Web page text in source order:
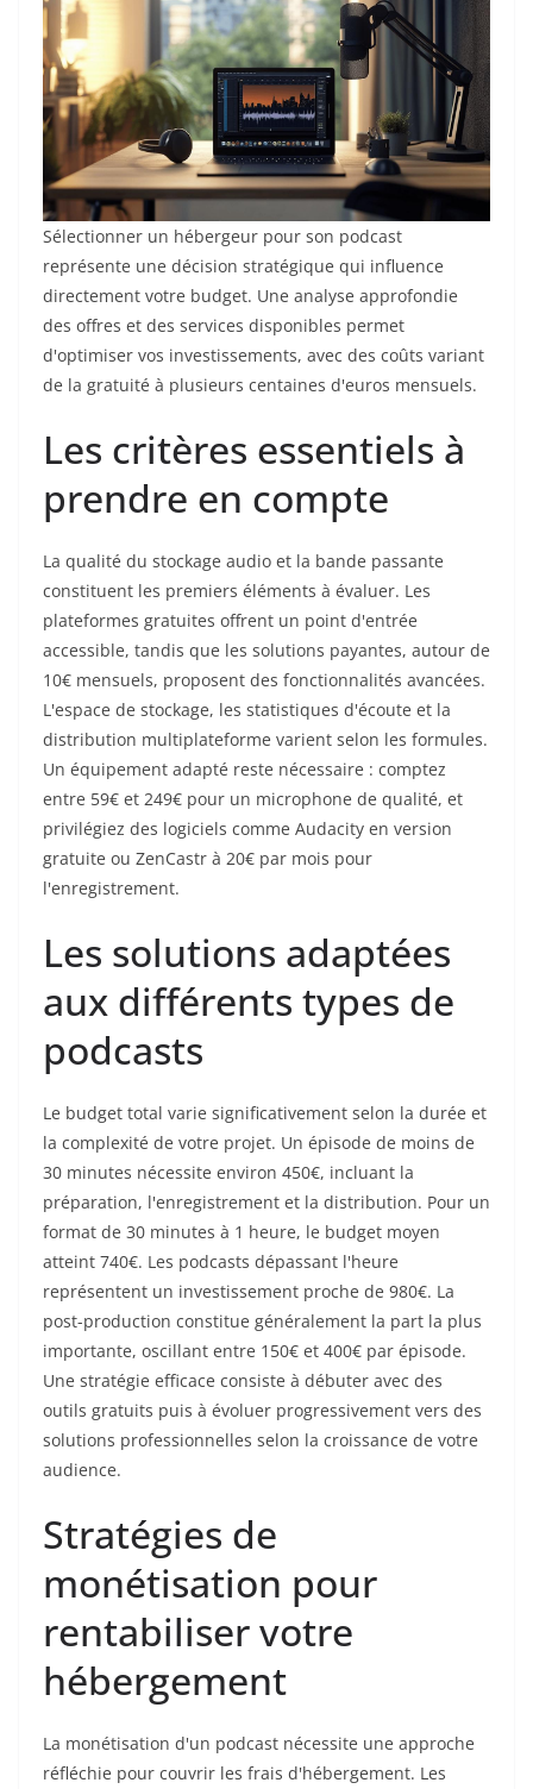
Sélectionner un hébergeur pour son podcast
représente une décision stratégique qui influence
directement votre budget. Une analyse approfondie
des offres et des services disponibles permet
d'optimiser vos investissements, avec des coûts variant
de la gratuité à plusieurs centaines d'euros mensuels.
Les critères essentiels à
prendre en compte
La qualité du stockage audio et la bande passante
constituent les premiers éléments à évaluer. Les
plateformes gratuites offrent un point d'entrée
accessible, tandis que les solutions payantes, autour de
10€ mensuels, proposent des fonctionnalités avancées.
L'espace de stockage, les statistiques d'écoute et la
distribution multiplateforme varient selon les formules.
Un équipement adapté reste nécessaire : comptez
entre 59€ et 249€ pour un microphone de qualité, et
privilégiez des logiciels comme Audacity en version
gratuite ou ZenCastr à 20€ par mois pour
l'enregistrement.
Les solutions adaptées
aux différents types de
podcasts
Le budget total varie significativement selon la durée et
la complexité de votre projet. Un épisode de moins de
30 minutes nécessite environ 450€, incluant la
préparation, l'enregistrement et la distribution. Pour un
format de 30 minutes à 1 heure, le budget moyen
atteint 740€. Les podcasts dépassant l'heure
représentent un investissement proche de 980€. La
post-production constitue généralement la part la plus
importante, oscillant entre 150€ et 400€ par épisode.
Une stratégie efficace consiste à débuter avec des
outils gratuits puis à évoluer progressivement vers des
solutions professionnelles selon la croissance de votre
audience.
Stratégies de
monétisation pour
rentabiliser votre
hébergement
La monétisation d'un podcast nécessite une approche
réfléchie pour couvrir les frais d'hébergement. Les